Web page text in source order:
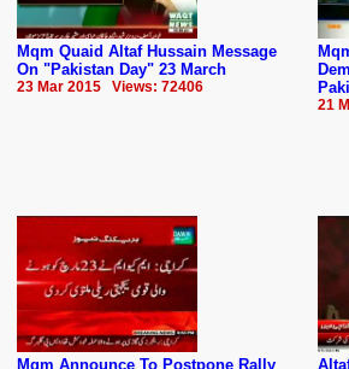
Mqm Quaid Altaf Hussain Message
On "Pakistan Day" 23 March
23 Mar 2015 Views: 72406
21
Mqm Announce To Postpone Rally